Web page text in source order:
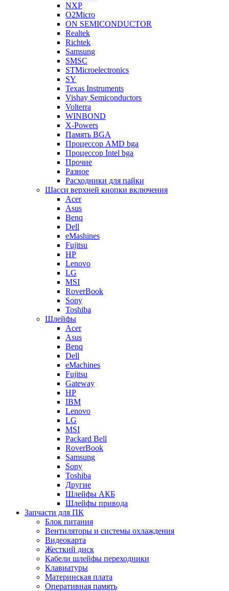
NXP
O2Micro
ON SEMICONDUCTOR
Realtek
Richtek
Samsung
SMSC
STMicroelectronics
SY
Texas Instruments
Vishay Semiconductors
Volterra
WINBOND
X-Powers
Память BGA
Процессор AMD bga
Процессор Intel bga
Прочие
Разное
Расходники для пайки
Шасси верхней кнопки включения
Acer
Asus
Benq
Dell
eMashines
Fujitsu
HP
Lenovo
LG
MSI
RoverBook
Sony
Toshiba
Шлейфы
Acer
Asus
Benq
Dell
eMachines
Fujitsu
Gateway
HP
IBM
Lenovo
LG
MSI
Packard Bell
RoverBook
Samsung
Sony
Toshiba
Другие
Шлейфы АКБ
Шлейфы привода
Запчасти для ПК
Блок питания
Вентиляторы и системы охлаждения
Видеокарта
Жесткий диск
Кабели шлейфы переходники
Клавиатуры
Материнская плата
Оперативная память